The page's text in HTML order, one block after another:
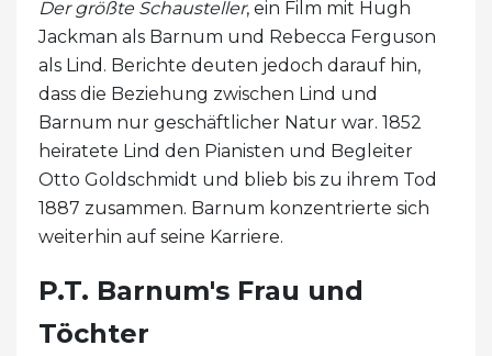
Der größte Schausteller, ein Film mit Hugh
Jackman als Barnum und Rebecca Ferguson
als Lind. Berichte deuten jedoch darauf hin,
dass die Beziehung zwischen Lind und
Barnum nur geschäftlicher Natur war. 1852
heiratete Lind den Pianisten und Begleiter
Otto Goldschmidt und blieb bis zu ihrem Tod
1887 zusammen. Barnum konzentrierte sich
weiterhin auf seine Karriere.
P.T. Barnum's Frau und
Töchter